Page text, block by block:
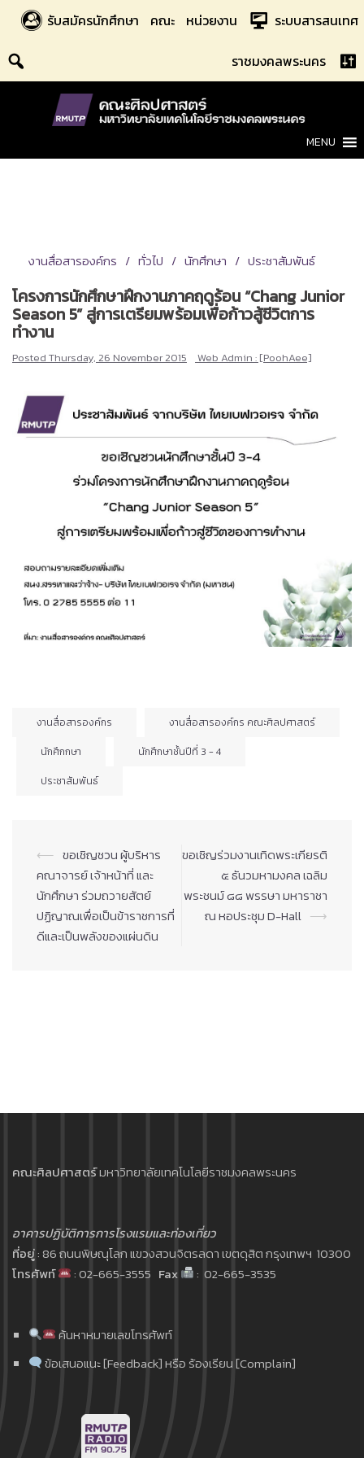
content
รับสมัครนักศึกษา คณะ หน่วยงาน ระบบสารสนเทศ
ราชมงคลพระนคร
MENU
งานสื่อสารองค์กร ทั่วไป นักศึกษา ประชาสัมพันธ์
โครงการนักศึกษาฝึกงานภาคฤดูร้อน “Chang Junior
Season 5” สู่การเตรียมพร้อมเพื่อก้าวสู้ชีวิตการ
ทำงาน
Posted Thursday, 26 November 2015 Web Admin : [PoohAee]
งานสื่อสารองค์กร
งานสื่อสารองค์กร คณะศิลปศาสตร์
นักศึกกษา
นักศึกษาชั้นปีที่ 3 - 4
ประชาสัมพันธ์
Post
navigation
⟵ ขอเชิญชวน ผู้บริหาร
คณาจารย์ เจ้าหน้าที่ และ
นักศึกษา ร่วมถวายสัตย์
ปฏิญาณเพื่อเป็นข้าราชการที่
ดีและเป็นพลังของแผ่นดิน
ขอเชิญร่วมงานเทิดพระเกียรติ
๕ ธันวมหามงคล เฉลิม
พระชนม์ ๘๘ พรรษา มหาราชา
ณ หอประชุม D-Hall ⟶
คณะศิลปศาสตร์มหาวิทยาลัยเทคโนโลยีราชมงคลพระนคร
อาคารปฏิบัติการการโรงแรมและท่องเที่ยว
ที่อยู่: 86 ถนนพิษณุโลก แขวงสวนจิตรลดา เขตดุสิต กรุงเทพฯ 10300
โทรศัพท์
: 02-665-3555 Fax : 02-665-3535
ค้นหาหมายเลขโทรศัพท์
ข้อเสนอแนะ [Feedback] หรือ ร้องเรียน [Complain]